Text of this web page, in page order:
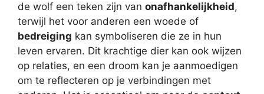
de wolf een teken zijn van onafhankelijkheid,
terwijl het voor anderen een woede of
bedreiging kan symboliseren die ze in hun
leven ervaren. Dit krachtige dier kan ook wijzen
op relaties, en een droom kan je aanmoedigen
om te reflecteren op je verbindingen met